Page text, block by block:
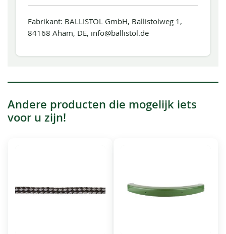
Fabrikant: BALLISTOL GmbH, Ballistolweg 1,
84168 Aham, DE, info@ballistol.de
Andere producten die mogelijk iets
voor u zijn!